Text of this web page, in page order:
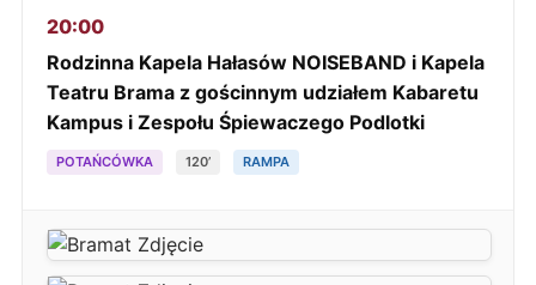
20:00
Rodzinna Kapela Hałasów NOISEBAND i Kapela
Teatru Brama z gościnnym udziałem Kabaretu
Kampus i Zespołu Śpiewaczego Podlotki
POTAŃCÓWKA 120’ RAMPA